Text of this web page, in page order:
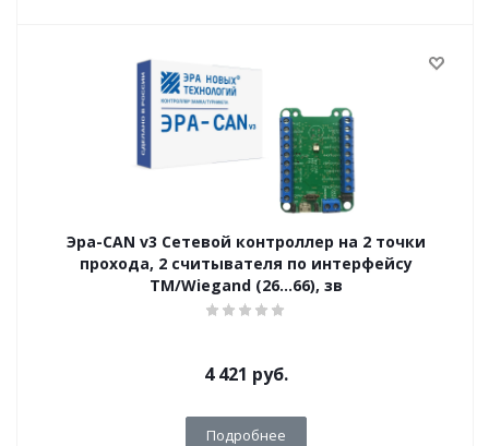
Эра-CAN v3 Сетевой контроллер на 2 точки
прохода, 2 считывателя по интерфейсу
TM/Wiegand (26…66), зв
4 421 руб.
Подробнее